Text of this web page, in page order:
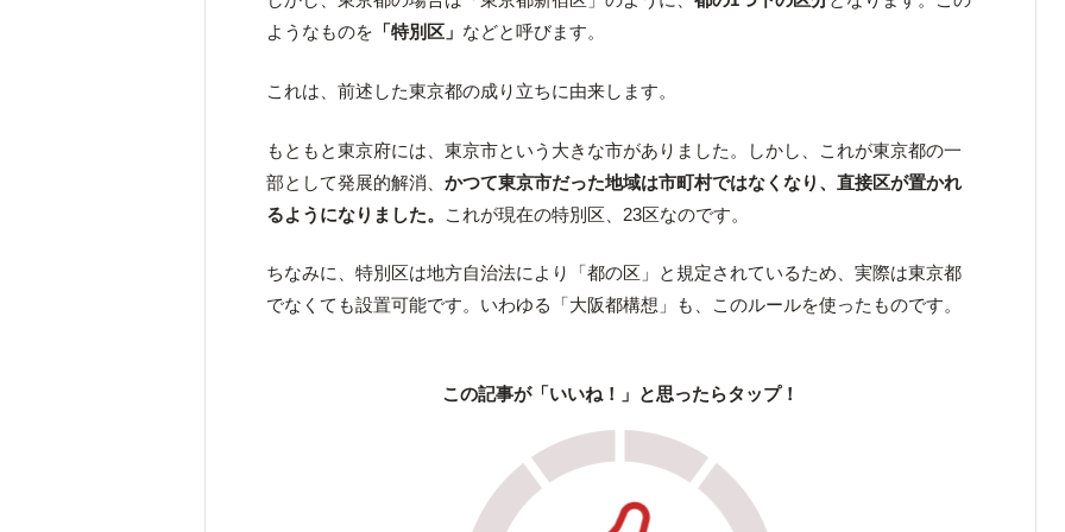
ようなものを 「特別区」 などと呼びます。
これは、前述した東京都の成り立ちに由来します。
もともと東京府には、東京市という大きな市がありました。しかし、これが東京都の一
部として発展的解消、かつて東京市だった地域は市町村ではなくなり、直接区が置かれ
るようになりました。
これが現在の特別区、23区なのです。
ちなみに、特別区は地方自治法により「都の区」と規定されているため、実際は東京都
でなくても設置可能です。いわゆる「大阪都構想」も、このルールを使ったものです。
この記事が「いいね！」と思ったらタップ！